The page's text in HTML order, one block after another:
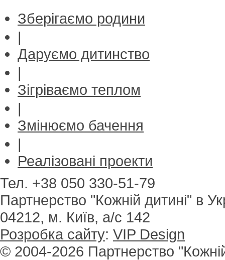
Зберігаємо родини
|
Даруємо дитинство
|
Зігріваємо теплом
|
Змінюємо бачення
|
Реалізовані проекти
Тел. +38 050 330-51-79
Партнерство "Кожній дитині" в
04212, м. Київ, а/с 142
Розробка сайту: VIP Design
© 2004-2026 Партнерство "Кожній